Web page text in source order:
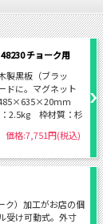
チョーク用
製黒板（ブラッ
ドに。マグネット
485×635×20mm
2.5kg 枠材質：杉
価格:7,751円(税込)
ク）加工がお店の個
受け可動式。外寸